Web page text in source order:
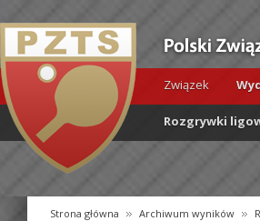
Związek
Rozgrywki
Strona główna Archiwum wyników